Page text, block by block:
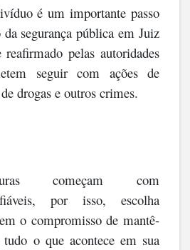
é um importante passo
segurança pública em Juiz
pelas autoridades
seguir com ações de
drogas e outros crimes.
começam com
por isso, escolha
o compromisso de mantê-
o que acontece em sua